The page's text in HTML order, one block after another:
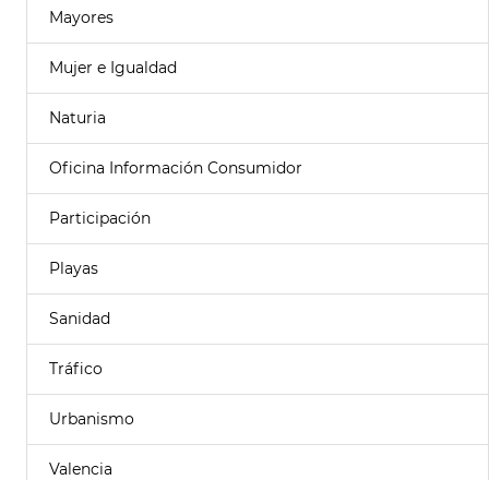
Mayores
Mujer e Igualdad
Naturia
Oficina Información Consumidor
Participación
Playas
Sanidad
Tráfico
Urbanismo
Valencia